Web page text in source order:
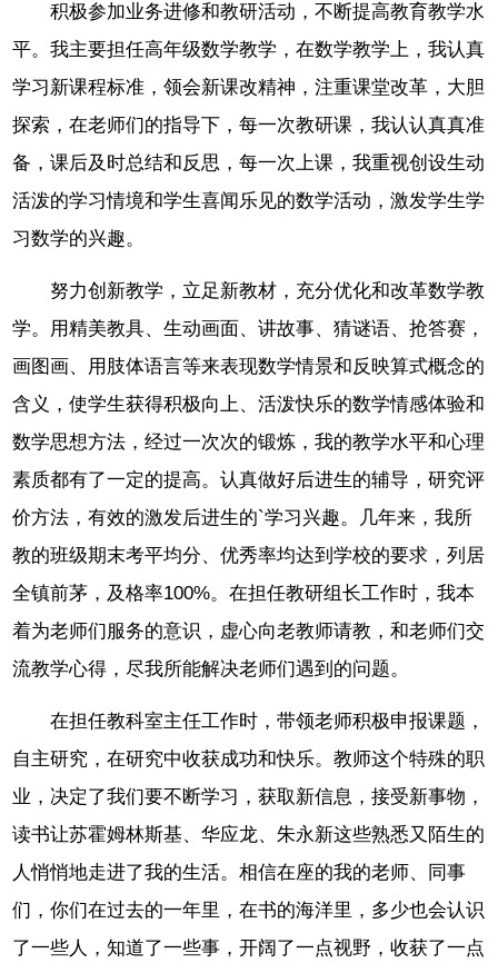
积极参加业务进修和教研活动，不断提高教育教学水
平。我主要担任高年级数学教学，在数学教学上，我认真
学习新课程标准，领会新课改精神，注重课堂改革，大胆
探索，在老师们的指导下，每一次教研课，我认认真真准
备，课后及时总结和反思，每一次上课，我重视创设生动
活泼的学习情境和学生喜闻乐见的数学活动，激发学生学
习数学的兴趣。
努力创新教学，立足新教材，充分优化和改革数学教
学。用精美教具、生动画面、讲故事、猜谜语、抢答赛，
画图画、用肢体语言等来表现数学情景和反映算式概念的
含义，使学生获得积极向上、活泼快乐的数学情感体验和
数学思想方法，经过一次次的锻炼，我的教学水平和心理
素质都有了一定的提高。认真做好后进生的辅导，研究评
价方法，有效的激发后进生的`学习兴趣。几年来，我所
教的班级期末考平均分、优秀率均达到学校的要求，列居
全镇前茅，及格率100%。在担任教研组长工作时，我本
着为老师们服务的意识，虚心向老教师请教，和老师们交
流教学心得，尽我所能解决老师们遇到的问题。
在担任教科室主任工作时，带领老师积极申报课题，
自主研究，在研究中收获成功和快乐。教师这个特殊的职
业，决定了我们要不断学习，获取新信息，接受新事物，
读书让苏霍姆林斯基、华应龙、朱永新这些熟悉又陌生的
人悄悄地走进了我的生活。相信在座的我的老师、同事
们，你们在过去的一年里，在书的海洋里，多少也会认识
了一些人，知道了一些事，开阔了一点视野，收获了一点